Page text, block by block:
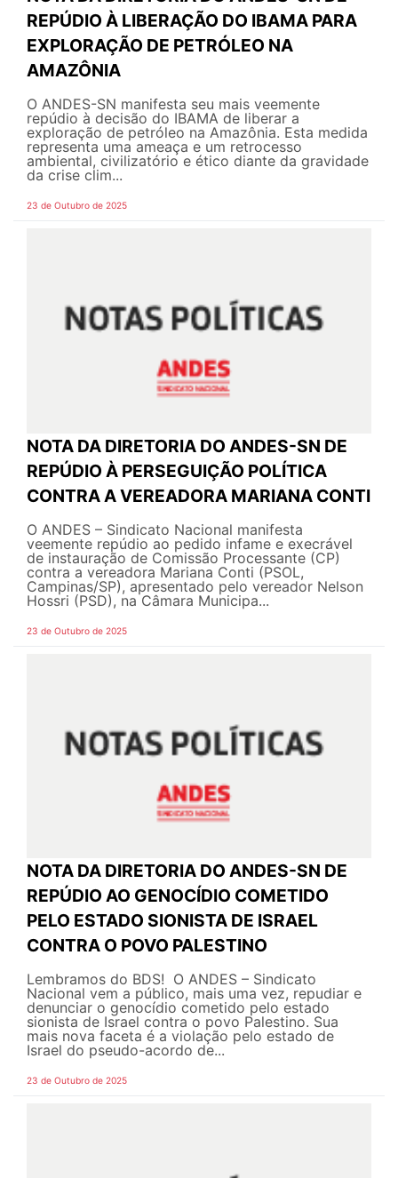
REPÚDIO À LIBERAÇÃO DO IBAMA PARA
EXPLORAÇÃO DE PETRÓLEO NA
AMAZÔNIA
O ANDES-SN manifesta seu mais veemente
repúdio à decisão do IBAMA de liberar a
exploração de petróleo na Amazônia. Esta medida
representa uma ameaça e um retrocesso
ambiental, civilizatório e ético diante da gravidade
da crise clim...
23 de Outubro de 2025
NOTA DA DIRETORIA DO ANDES-SN DE
REPÚDIO À PERSEGUIÇÃO POLÍTICA
CONTRA A VEREADORA MARIANA CONTI
O ANDES – Sindicato Nacional manifesta
veemente repúdio ao pedido infame e execrável
de instauração de Comissão Processante (CP)
contra a vereadora Mariana Conti (PSOL,
Campinas/SP), apresentado pelo vereador Nelson
Hossri (PSD), na Câmara Municipa...
23 de Outubro de 2025
NOTA DA DIRETORIA DO ANDES-SN DE
REPÚDIO AO GENOCÍDIO COMETIDO
PELO ESTADO SIONISTA DE ISRAEL
CONTRA O POVO PALESTINO
Lembramos do BDS! O ANDES – Sindicato
Nacional vem a público, mais uma vez, repudiar e
denunciar o genocídio cometido pelo estado
sionista de Israel contra o povo Palestino. Sua
mais nova faceta é a violação pelo estado de
Israel do pseudo-acordo de...
23 de Outubro de 2025